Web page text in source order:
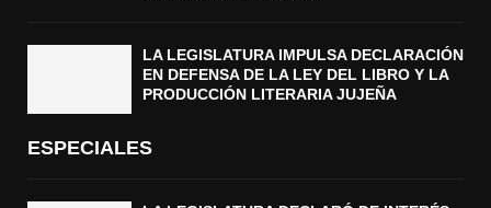
LA LEGISLATURA IMPULSA DECLARACIÓN
EN DEFENSA DE LA LEY DEL LIBRO Y LA
PRODUCCIÓN LITERARIA JUJEÑA
ESPECIALES